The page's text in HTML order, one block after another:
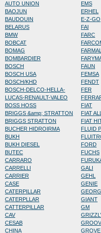
AUTO UNION
BAOJUN
BAUDOUIN
BELARUS
BMW
BOBCAT
BOMAG
BOMBARDIER
BOSCH
BOSCH USA
BOSCH/KHD
BOSCH-DELCO-HELLA-
LUCAS-RENAULT-VALEO
BOSS HOSS
BRIGGS &amp; STRATTON
BRIGGS STRATTON
BUCHER HIDROIRMA
BUKH
BUKH DIESEL
BUTEC
CARRARO
CARRELLI
CARRIER
CASE
CATERPILLAR
CATERPLLAR
CATTERPILLAR
CAV
CESAB
CHINA
EMS
ERHEL
E-Z-GO
FAI
FARC
FAUN
FEMSA
FENDT
FER
FIAT
FIAT
FIAT
FLUID
FORD
FUCHS
GALI
GEHL
GENIE
GIANT
GM
GROVE